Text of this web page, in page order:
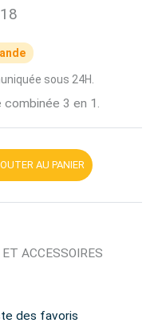
sous 24H.
3 en 1.
AU PANIER
ACCESSOIRES
des favoris